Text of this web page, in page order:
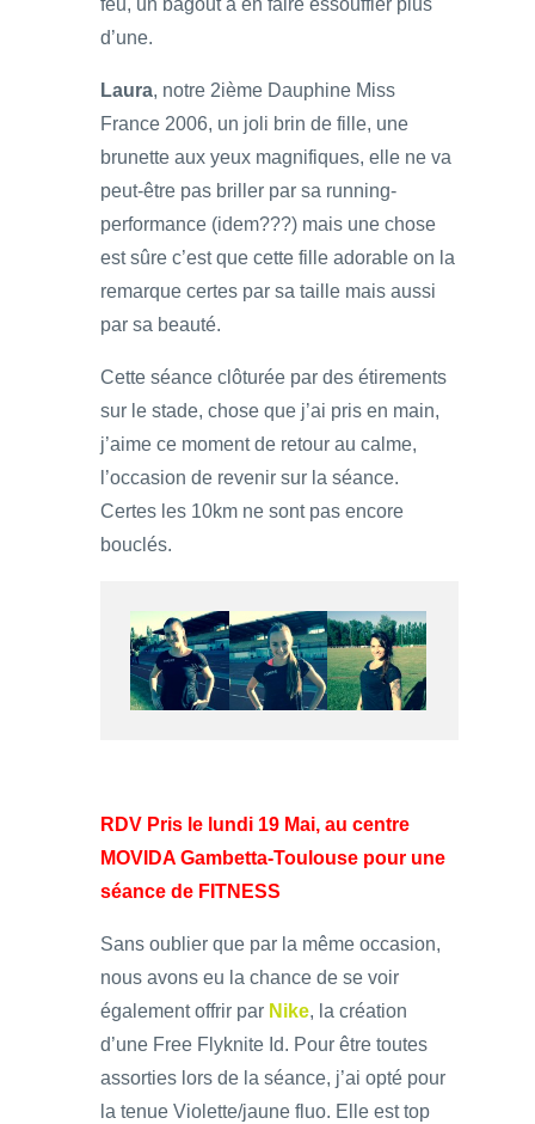
feu, un bagout à en faire essouffler plus
d’une.
Laura, notre 2ième Dauphine Miss
France 2006, un joli brin de fille, une
brunette aux yeux magnifiques, elle ne va
peut-être pas briller par sa running-
performance (idem???) mais une chose
est sûre c’est que cette fille adorable on la
remarque certes par sa taille mais aussi
par sa beauté.
Cette séance clôturée par des étirements
sur le stade, chose que j’ai pris en main,
j’aime ce moment de retour au calme,
l’occasion de revenir sur la séance.
Certes les 10km ne sont pas encore
bouclés.
RDV Pris le lundi 19 Mai, au centre
MOVIDA Gambetta-Toulouse pour une
séance de FITNESS
Sans oublier que par la même occasion,
nous avons eu la chance de se voir
également offrir par Nike, la création
d’une Free Flyknite Id. Pour être toutes
assorties lors de la séance, j’ai opté pour
la tenue Violette/jaune fluo. Elle est top